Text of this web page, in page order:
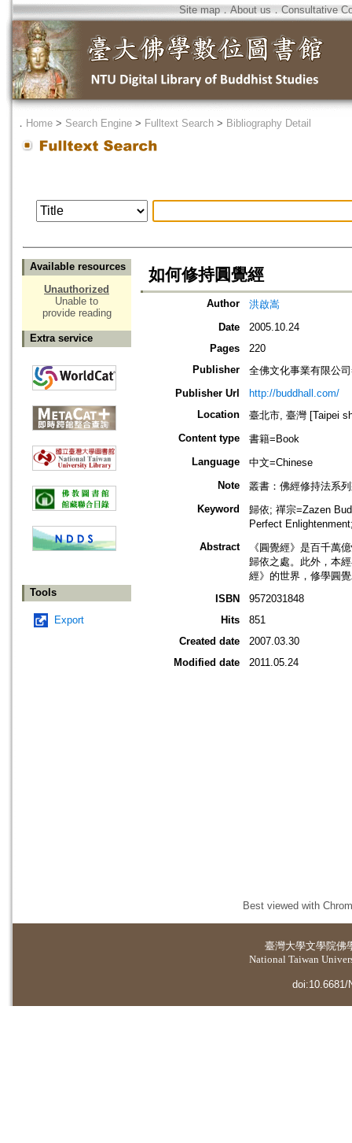
Site map．About us ． Consultative
． Home > Search Engine > Fulltext Search > Bibliography Detail
Available resources
Unauthorized
Unable to
provide reading
Extra service
Tools
Export
如何修持圓覺經
Author
洪啟嵩
Date
2005.10.24
Pages
220
Publisher
全佛文化事業有限公
Publisher Url
http://buddhall.com/
Location
臺北市, 臺灣 [Taipei
Content type
書籍=Book
Language
中文=Chinese
Note
叢書：佛經修持法系
Keyword
歸依; 禪宗=Zazen
Perfect
Abstract
《圓覺經》是百千萬
歸依之處。此外，本
經》的世界，修學圓
ISBN
9572031848
Hits
851
Created date
2007.03.30
Modified date
2011.05.24
Best viewed with
臺灣大學文學院佛
National Taiwan
doi:10.6681/